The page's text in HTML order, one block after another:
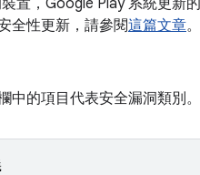
置，Google Play 系統更新
全性更新，請參閱這篇文章。
中的項目代表安全漏洞類別。